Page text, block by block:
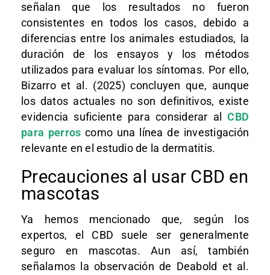
señalan que los resultados no fueron
consistentes en todos los casos, debido a
diferencias entre los animales estudiados, la
duración de los ensayos y los métodos
utilizados para evaluar los síntomas. Por ello,
Bizarro et al. (2025) concluyen que, aunque
los datos actuales no son definitivos, existe
evidencia suficiente para considerar alCBD
para perros como una línea de investigación
relevante en el estudio de la dermatitis.
Precauciones al usar CBD en
mascotas
Ya hemos mencionado que, según los
expertos, el CBD suele ser generalmente
seguro en mascotas. Aun así, también
señalamos la observación de Deabold et al.